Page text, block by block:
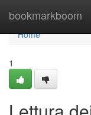
bookmarkboom
Home
Home
1